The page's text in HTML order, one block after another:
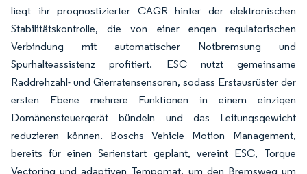
liegt ihr prognostizierter CAGR hinter der elektronischen
Stabilitätskontrolle, die von einer engen regulatorischen
Verbindung mit automatischer Notbremsung und
Spurhalteassistenz profitiert. ESC nutzt gemeinsame
Raddrehzahl- und Gierratensensoren, sodass Erstausrüster der
ersten Ebene mehrere Funktionen in einem einzigen
Domänensteuergerät bündeln und das Leitungsgewicht
reduzieren können. Boschs Vehicle Motion Management,
bereits für einen Serienstart geplant, vereint ESC, Torque
Vectoring und adaptiven Tempomat, um den Bremsweg um